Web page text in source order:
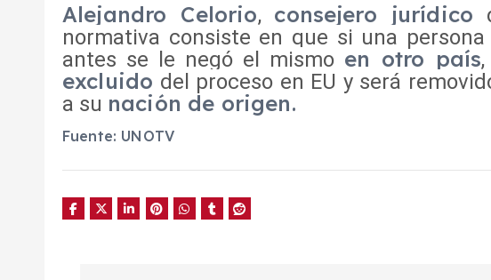
Alejandro Celorio, consejero jurídico
normativa consiste en que si una
antes se le negó el mismo en otro país
excluido del proceso en EU y será
a su nación de origen.
Fuente: UNOTV